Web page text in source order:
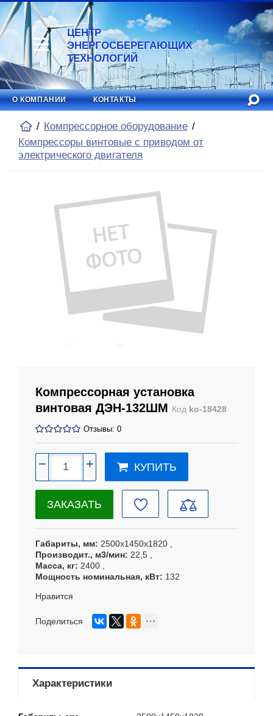
ЦЕНТР
ЭНЕРГОСБЕРЕГАЮЩИХ
ТЕХНОЛОГИЙ
О КОМПАНИИ КОНТАКТЫ
Компрессорное оборудование
Компрессоры винтовые с приводом от
электрического двигателя
Компрессорная установка
винтовая ДЭН-132ШМ Код ko-18428
Отзывы: 0
− + КУПИТЬ
ЗАКАЗАТЬ
Габариты, мм 2500х1450х1820
Производит., м3/мин 22,5
Масса, кг 2400
Мощность номинальная, кВт
132
Нравится
Поделиться
Характеристики